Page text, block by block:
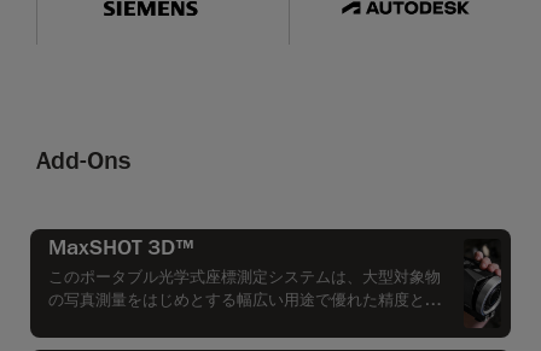
Add-Ons
MaxSHOT 3D™
このポータブル光学式座標測定システムは、大型対象物
の写真測量をはじめとする幅広い用途で優れた精度と高